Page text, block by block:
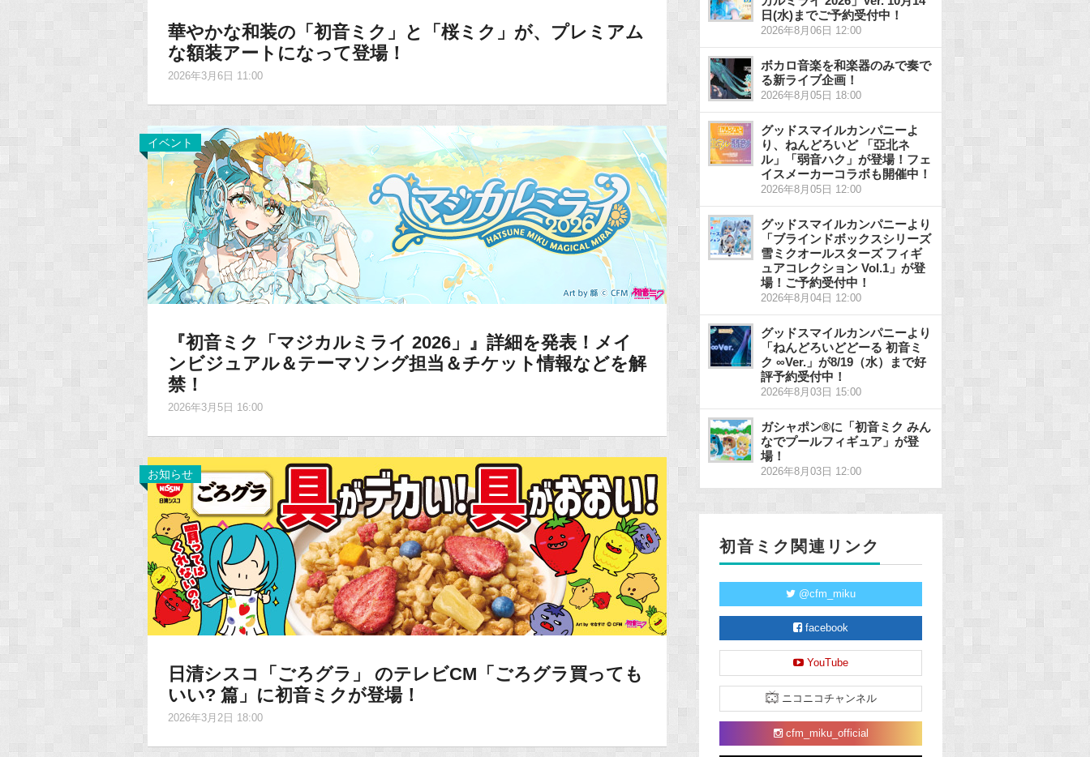
華やかな和装の「初音ミク」と「桜ミク」が、プレミアム
な額装アートになって登場！
2026年3月6日 11:00
イベント
『初音ミク「マジカルミライ 2026」』詳細を発表！メイ
ンビジュアル＆テーマソング担当＆チケット情報などを解
禁！
2026年3月5日 16:00
お知らせ
日清シスコ「ごろグラ」 のテレビCM「ごろグラ買っても
いい? 篇」に初音ミクが登場！
2026年3月2日 18:00
日(水)までご予約受付中！
2026年8月06日 12:00
ボカロ音楽を和楽器のみで奏で
る新ライブ企画！
2026年8月05日 18:00
グッドスマイルカンパニーよ
り、ねんどろいど 「亞北ネ
ル」「弱音ハク」が登場！フェ
イスメーカーコラボも開催中！
2026年8月05日 12:00
グッドスマイルカンパニーより
「ブラインドボックスシリーズ
雪ミクオールスターズ フィギ
ュアコレクション Vol.1」が登
場！ご予約受付中！
2026年8月04日 12:00
グッドスマイルカンパニーより
「ねんどろいどどーる 初音ミ
ク ∞Ver.」が8/19（水）まで好
評予約受付中！
2026年8月03日 15:00
ガシャポン®に「初音ミク みん
なでプールフィギュア」が登
場！
2026年8月03日 12:00
初音ミク関連リンク
@cfm_miku
facebook
YouTube
ニコニコチャンネル
cfm_miku_official